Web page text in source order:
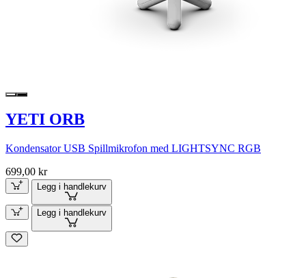
YETI ORB
Kondensator USB Spillmikrofon med LIGHTSYNC RGB
699,00 kr
Legg i handlekurv
Legg i handlekurv